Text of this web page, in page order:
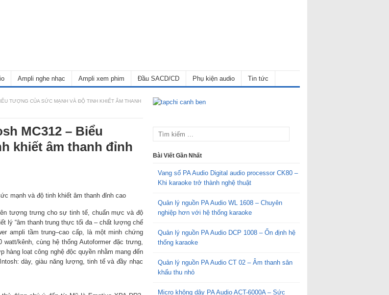
Ampli nghe nhạc Ampli xem phim Đầu SACD/CD Phụ kiện audio Tin tức
TƯỢNG CỦA SỨC MẠNH VÀ ĐỘ TINH KHIẾT ÂM THANH
MC312 – Biểu
khiết âm thanh đỉnh
tượng trưng cho sự tinh tế, chuẩn mực và độ
lý “âm thanh trung thực tối đa – chất lượng chế
ampli tầm trung–cao cấp, là một minh chứng
kênh, cùng hệ thống Autoformer đặc trưng,
loạt công nghệ độc quyền nhằm mang đến
dày, giàu năng lượng, tinh tế và đầy nhạc
Bài Viết Gần Nhất
Vang số PA Audio Digital audio processor CK80 –
Khi karaoke trở thành nghệ thuật
Quản lý nguồn PA Audio WL 1608 – Chuyên
nghiệp hơn với hệ thống karaoke
Quản lý nguồn PA Audio DCP 1008 – Ổn định hệ
thống karaoke
Quản lý nguồn PA Audio CT 02 – Âm thanh sân
khấu thu nhỏ
Micro không dây PA Audio ACT-6000A – Sức